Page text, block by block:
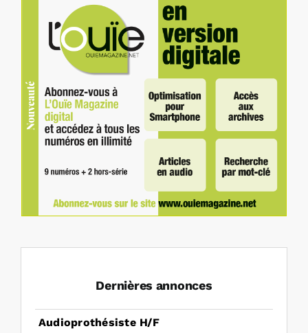
Dernières annonces
Audioprothésiste H/F